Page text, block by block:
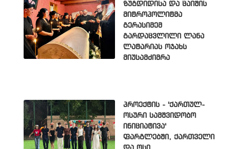
ზუგდიდისა და ცაიშის
მიტროპოლიტმა
გერასიმემ
გარდაცვლილი ლანა
ლატარიას ოჯახს
მიუსამძიმრა
პროექტის - 'ქართულ-
ოსური სამშვიდობო
ინიციატივა'
ფარგლებში, ქართველი